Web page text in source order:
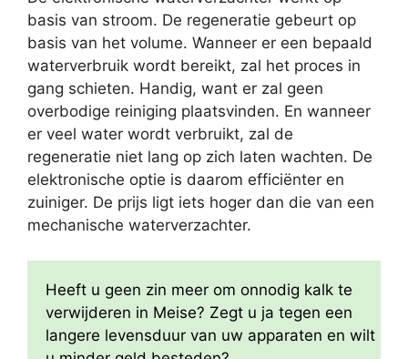
basis van stroom. De regeneratie gebeurt op
basis van het volume. Wanneer er een bepaald
waterverbruik wordt bereikt, zal het proces in
gang schieten. Handig, want er zal geen
overbodige reiniging plaatsvinden. En wanneer
er veel water wordt verbruikt, zal de
regeneratie niet lang op zich laten wachten. De
elektronische optie is daarom efficiënter en
zuiniger. De prijs ligt iets hoger dan die van een
mechanische waterverzachter.
Heeft u geen zin meer om onnodig kalk te
verwijderen in Meise? Zegt u ja tegen een
langere levensduur van uw apparaten en wilt